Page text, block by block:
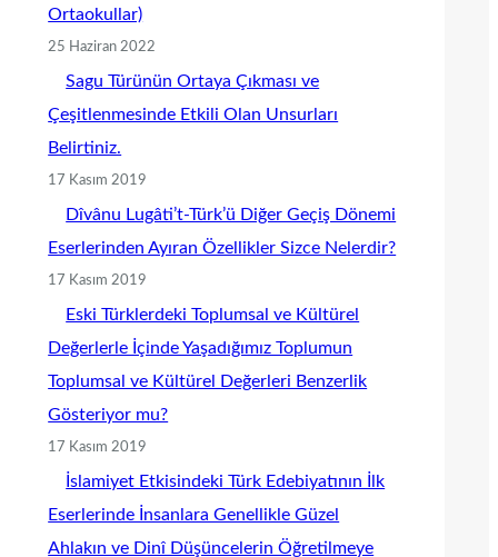
Ortaokullar)
25 Haziran 2022
Sagu Türünün Ortaya Çıkması ve
Çeşitlenmesinde Etkili Olan Unsurları
Belirtiniz.
17 Kasım 2019
Dîvânu Lugâti’t-Türk’ü Diğer Geçiş Dönemi
Eserlerinden Ayıran Özellikler Sizce Nelerdir?
17 Kasım 2019
Eski Türklerdeki Toplumsal ve Kültürel
Değerlerle İçinde Yaşadığımız Toplumun
Toplumsal ve Kültürel Değerleri Benzerlik
Gösteriyor mu?
17 Kasım 2019
İslamiyet Etkisindeki Türk Edebiyatının İlk
Eserlerinde İnsanlara Genellikle Güzel
Ahlakın ve Dinî Düşüncelerin Öğretilmeye